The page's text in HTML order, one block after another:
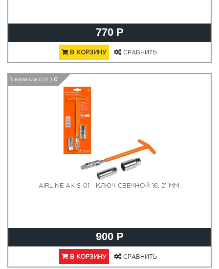
770 Р
В КОРЗИНУ СРАВНИТЬ
В наличии (шт.) 0
AIRLINE AK-S-01 - КЛЮЧ СВЕЧНОЙ 16, 21 ММ.
900 Р
В КОРЗИНУ СРАВНИТЬ